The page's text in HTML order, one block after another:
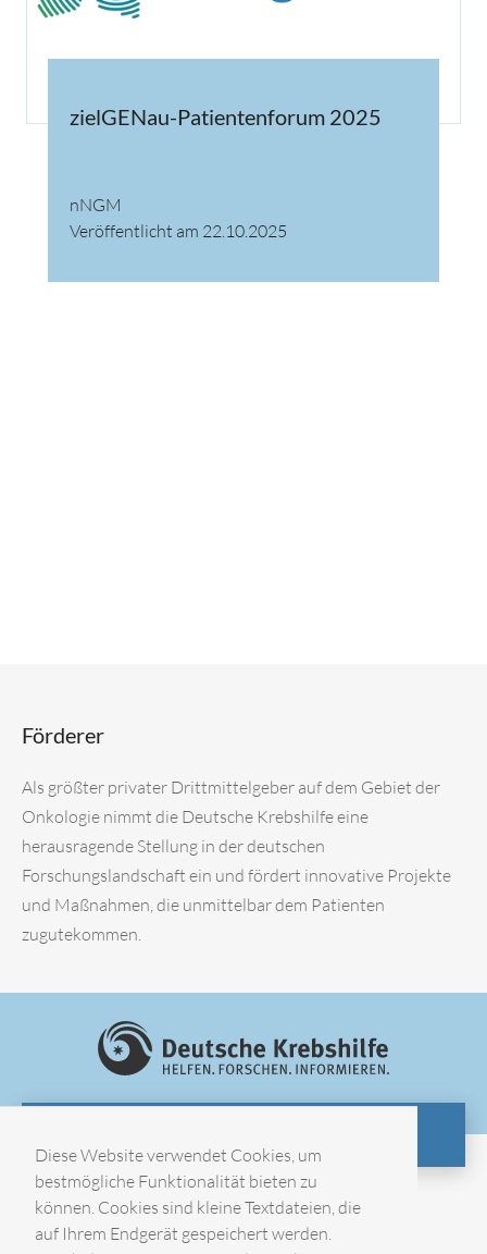
Diese Website verwendet Cookies, um
bestmögliche Funktionalität bieten zu
können. Cookies sind kleine Textdateien, die
auf Ihrem Endgerät gespeichert werden.
zielGENau-Patientenforum 2025
nNGM
Veröffentlicht am 22.10.2025
Förderer
Als größter privater Drittmittelgeber auf dem Gebiet der
Onkologie nimmt die Deutsche Krebshilfe eine
herausragende Stellung in der deutschen
Forschungslandschaft ein und fördert innovative Projekte
und Maßnahmen, die unmittelbar dem Patienten
zugutekommen.
Impressum